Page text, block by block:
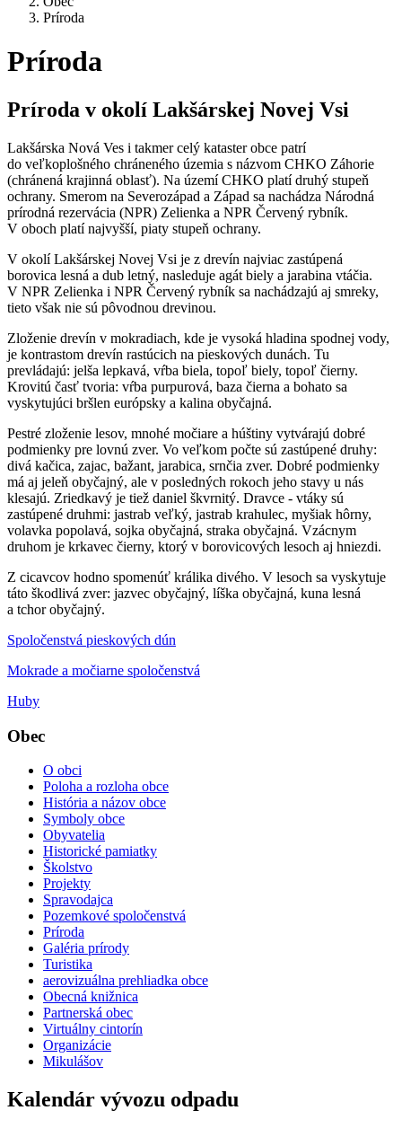
Príroda
Príroda
Príroda v okolí Lakšárskej Novej Vsi
Lakšárska Nová Ves i takmer celý kataster obce patrí
do veľkoplošného chráneného územia s názvom CHKO Záhorie
(chránená krajinná oblasť). Na území CHKO platí druhý stupeň
ochrany. Smerom na Severozápad a Západ sa nachádza Národná
prírodná rezervácia (NPR) Zelienka a NPR Červený rybník.
V oboch platí najvyšší, piaty stupeň ochrany.
V okolí Lakšárskej Novej Vsi je z drevín najviac zastúpená
borovica lesná a dub letný, nasleduje agát biely a jarabina vtáčia.
V NPR Zelienka i NPR Červený rybník sa nachádzajú aj smreky,
tieto však nie sú pôvodnou drevinou.
Zloženie drevín v mokradiach, kde je vysoká hladina spodnej vody,
je kontrastom drevín rastúcich na pieskových dunách. Tu
prevládajú: jelša lepkavá, vŕba biela, topoľ biely, topoľ čierny.
Krovitú časť tvoria: vŕba purpurová, baza čierna a bohato sa
vyskytujúci bršlen európsky a kalina obyčajná.
Pestré zloženie lesov, mnohé močiare a húštiny vytvárajú dobré
podmienky pre lovnú zver. Vo veľkom počte sú zastúpené druhy:
divá kačica, zajac, bažant, jarabica, srnčia zver. Dobré podmienky
má aj jeleň obyčajný, ale v posledných rokoch jeho stavy u nás
klesajú. Zriedkavý je tiež daniel škvrnitý. Dravce - vtáky sú
zastúpené druhmi: jastrab veľký, jastrab krahulec, myšiak hôrny,
volavka popolavá, sojka obyčajná, straka obyčajná. Vzácnym
druhom je krkavec čierny, ktorý v borovicových lesoch aj hniezdi.
Z cicavcov hodno spomenúť králika divého. V lesoch sa vyskytuje
táto škodlivá zver: jazvec obyčajný, líška obyčajná, kuna lesná
a tchor obyčajný.
Spoločenstvá pieskových dún
Mokrade a močiarne spoločenstvá
Huby
Obec
O obci
Poloha a rozloha obce
História a názov obce
Symboly obce
Obyvatelia
Historické pamiatky
Školstvo
Projekty
Spravodajca
Pozemkové spoločenstvá
Príroda
Galéria prírody
Turistika
aerovizuálna prehliadka obce
Obecná knižnica
Partnerská obec
Virtuálny cintorín
Organizácie
Mikulášov
Kalendár vývozu odpadu